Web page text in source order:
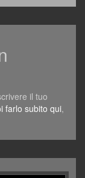
il tuo
farlo subito qui,